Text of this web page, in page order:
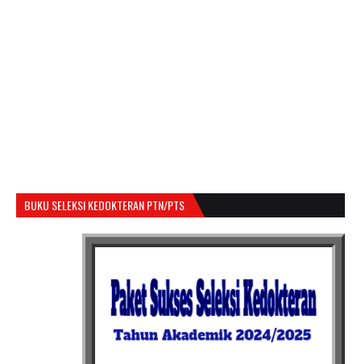
BUKU SELEKSI KEDOKTERAN PTN/PTS